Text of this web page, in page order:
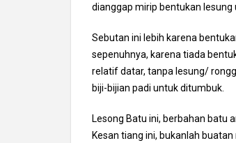
dianggap mirip bentukan
Sebutan ini lebih karena
sepenuhnya, karena tiada
relatif datar, tanpa lesung/
biji-bijian padi untuk ditumbuk.
Lesong Batu ini, berbahan batu
Kesan tiang ini, bukanlah